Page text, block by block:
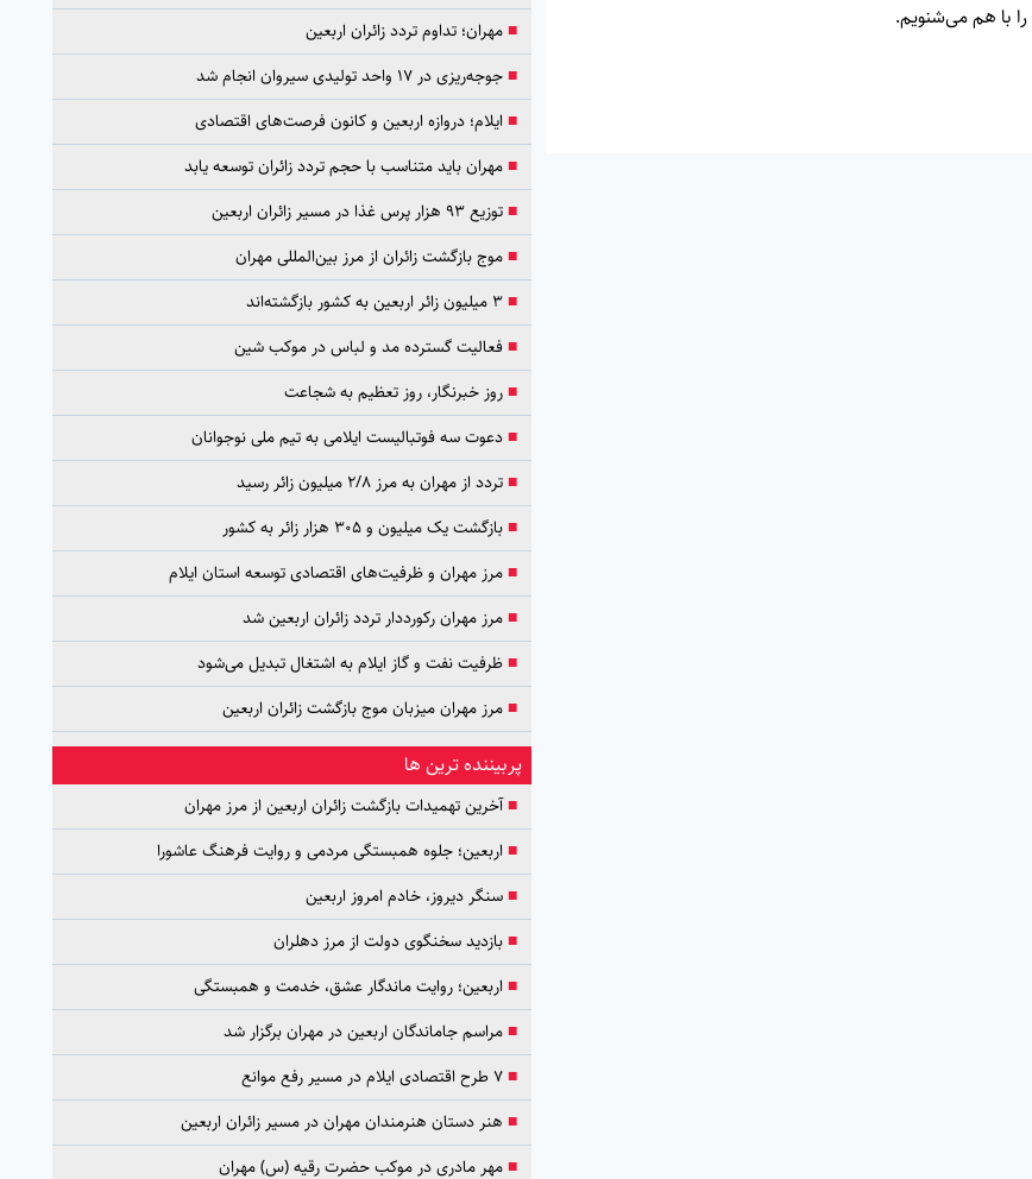
■مهران؛ تداوم تردد زائران اربعین
■جوجه‌ریزی در ۱۷ واحد تولیدی سیروان انجام شد
■ ایلام؛ دروازه اربعین و کانون فرصت‌های اقتصادی
■مهران باید متناسب با حجم تردد زائران توسعه یابد
■توزیع ۹۳ هزار پرس غذا در مسیر زائران اربعین
■موج بازگشت زائران از مرز بین‌المللی مهران
■۳ میلیون زائر اربعین به کشور بازگشته‌اند
■فعالیت گسترده مد و لباس در موکب شین
■روز خبرنگار، روز تعظیم به شجاعت
■دعوت سه فوتبالیست ایلامی به تیم ملی نوجوانان
■تردد از مهران به مرز ۲/۸ میلیون زائر رسید
■بازگشت یک میلیون و ۳۰۵ هزار زائر به کشور
■مرز مهران و ظرفیت‌های اقتصادی توسعه استان ایلام
■مرز مهران رکورددار تردد زائران اربعین شد
■ظرفیت نفت و گاز ایلام به اشتغال تبدیل می‌شود
■مرز مهران میزبان موج بازگشت زائران اربعین
پربیننده ترین ها
■آخرین تهمیدات بازگشت زائران اربعین از مرز مهران
■ اربعین؛ جلوه همبستگی مردمی و روایت فرهنگ عاشورا
■سنگر دیروز، خادم امروز اربعین
■بازدید سخنگوی دولت از مرز دهلران
■ اربعین؛ روایت ماندگار عشق، خدمت و همبستگی
■مراسم جاماندگان اربعین در مهران برگزار شد
■۷ طرح اقتصادی ایلام در مسیر رفع موانع
■ هنر دستان هنرمندان مهران در مسیر زائران اربعین
■مهر مادری در موکب حضرت رقیه (س) مهران